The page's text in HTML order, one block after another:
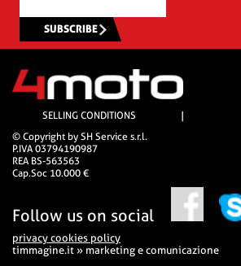
SUBSCRIBE
SELLING CONDITIONS
© Copyright by SH Service s.r.l.
P.IVA 03794190987
REA BS-563563
Cap.Soc 10.000 €
Follow us on social
privacy cookies policy
timmagine.it » marketing e comunicazione